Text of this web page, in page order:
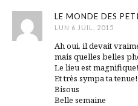
LE MONDE DES
LUN 6 JUIL, 2015
Ah oui, il devait
mais quelles belles
Le lieu est
Et très sympa ta tenue!
Bisous
Belle semaine